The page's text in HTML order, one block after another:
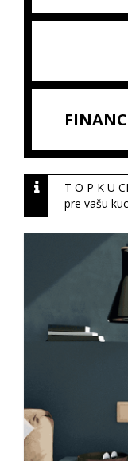
T O P K U
pre vašu